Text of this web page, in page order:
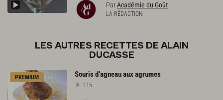
ParAcadémie du Goût
LA RÉDACTION
LES AUTRES RECETTES DE ALAIN
DUCASSE
PREMIUM Sourisd’agneauauxagrumes
115